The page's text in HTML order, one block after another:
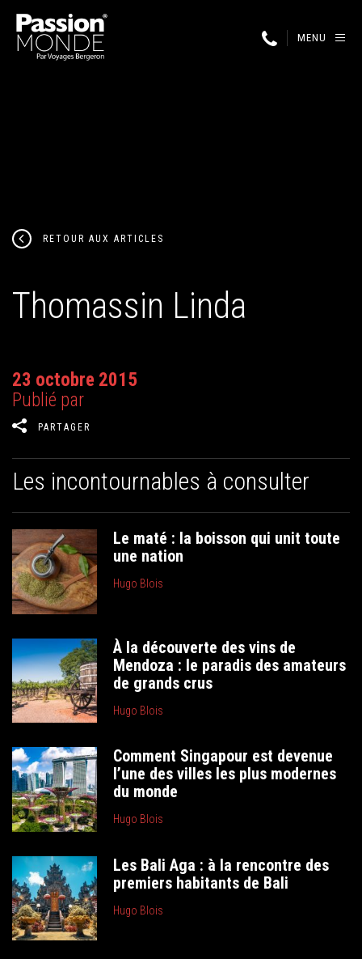
MENU
RETOUR AUX ARTICLES
Thomassin Linda
23 octobre 2015
Publié par
PARTAGER
Les incontournables à consulter
Le maté : la boisson qui unit toute
une nation
Hugo Blois
À la découverte des vins de
Mendoza : le paradis des amateurs
de grands crus
Hugo Blois
Comment Singapour est devenue
l’une des villes les plus modernes
du monde
Hugo Blois
Les Bali Aga : à la rencontre des
premiers habitants de Bali
Hugo Blois